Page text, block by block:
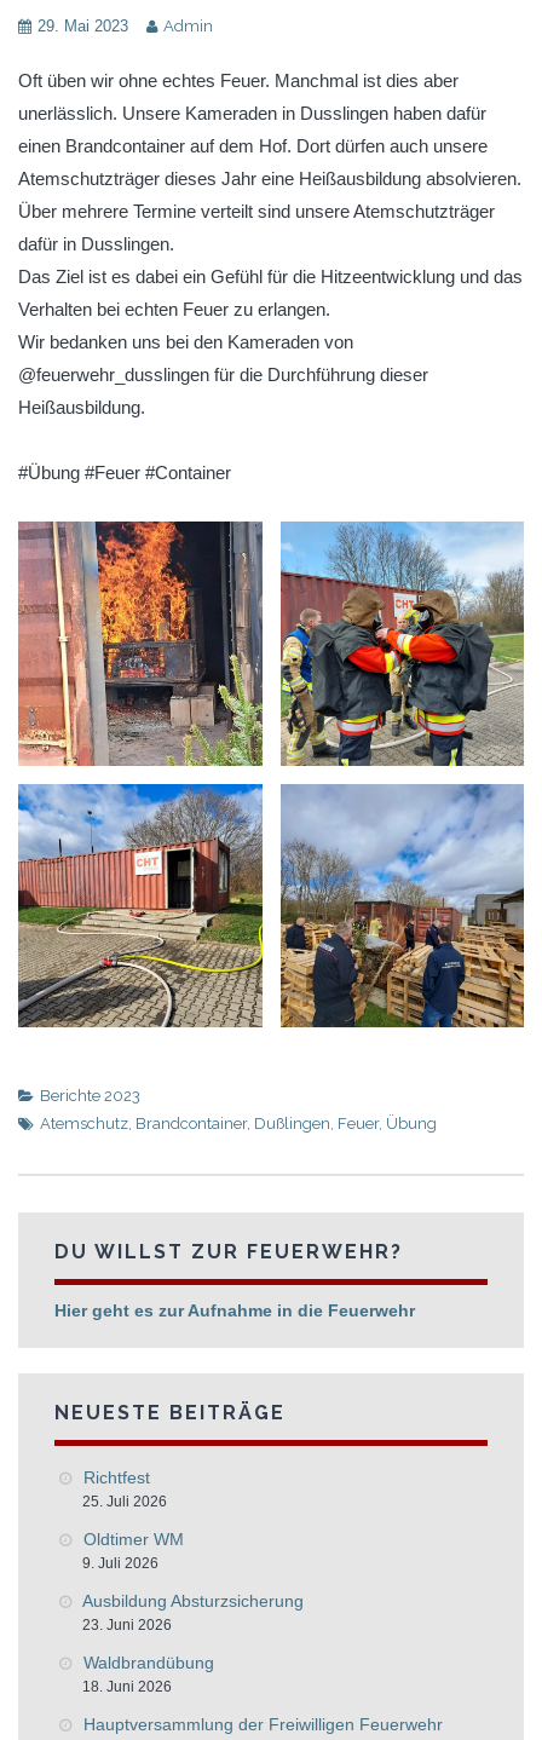
29. Mai 2023 Admin
Oft üben wir ohne echtes Feuer. Manchmal ist dies aber
unerlässlich. Unsere Kameraden in Dusslingen haben dafür
einen Brandcontainer auf dem Hof. Dort dürfen auch unsere
Atemschutzträger dieses Jahr eine Heißausbildung absolvieren.
Über mehrere Termine verteilt sind unsere Atemschutzträger
dafür in Dusslingen.
Das Ziel ist es dabei ein Gefühl für die Hitzeentwicklung und das
Verhalten bei echten Feuer zu erlangen.
Wir bedanken uns bei den Kameraden von
@feuerwehr_dusslingen für die Durchführung dieser
Heißausbildung.
#Übung #Feuer #Container
Berichte 2023
Atemschutz, Brandcontainer, Dußlingen, Feuer, Übung
DU WILLST ZUR FEUERWEHR?
Hier geht es zur Aufnahme in die Feuerwehr
NEUESTE BEITRÄGE
Richtfest
25. Juli 2026
Oldtimer WM
9. Juli 2026
Ausbildung Absturzsicherung
23. Juni 2026
Waldbrandübung
18. Juni 2026
Hauptversammlung der Freiwilligen Feuerwehr